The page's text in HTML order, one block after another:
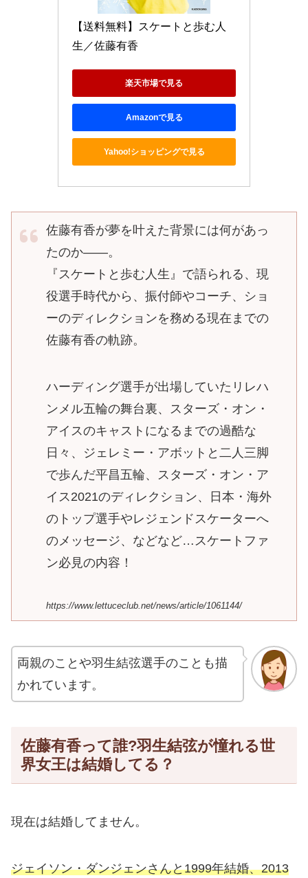
【送料無料】スケートと歩む人
生／佐藤有香
楽天市場で見る
Amazonで見る
Yahoo!ショッピングで見る
佐藤有香が夢を叶えた背景には何があっ
たのか――。
『スケートと歩む人生』で語られる、現
役選手時代から、振付師やコーチ、ショ
ーのディレクションを務める現在までの
佐藤有香の軌跡。
ハーディング選手が出場していたリレハ
ンメル五輪の舞台裏、スターズ・オン・
アイスのキャストになるまでの過酷な
日々、ジェレミー・アボットと二人三脚
で歩んだ平昌五輪、スターズ・オン・ア
イス2021のディレクション、日本・海外
のトップ選手やレジェンドスケーターへ
のメッセージ、などなど…スケートファ
ン必見の内容！
https://www.lettuceclub.net/news/article/1061144/
両親のことや羽生結弦選手のことも描
かれています。
佐藤有香って誰?羽生結弦が憧れる世
界女王は結婚してる？
現在は結婚してません。
ジェイソン・ダンジェンさんと1999年結婚、2013